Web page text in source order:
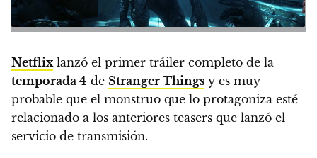
Netflixlanzó el primer tráiler completo de la
temporada 4 de Stranger Things y es muy
probable que el monstruo que lo protagoniza esté
relacionado a los anteriores teasers que lanzó el
servicio de transmisión.